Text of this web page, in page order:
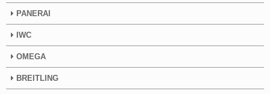
PANERAI
IWC
OMEGA
BREITLING